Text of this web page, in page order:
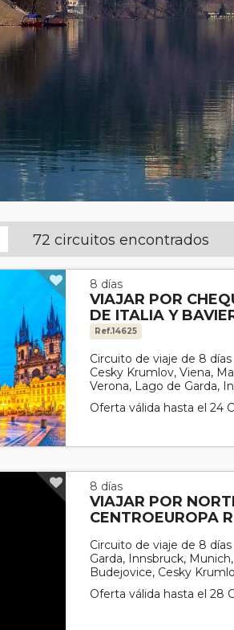
72 circuitos encontrados
8 días
VIAJAR POR
DE ITALIA Y
Ref.14625
Circuito de viaje de 8
Cesky Krumlov, Viena,
Verona, Lago de Garda,
Oferta válida hasta el 24
8 días
VIAJAR POR
CENTROEUROPA
Circuito de viaje de 8
Garda, Innsbruck,
Budejovice, Cesky
Oferta válida hasta el 28